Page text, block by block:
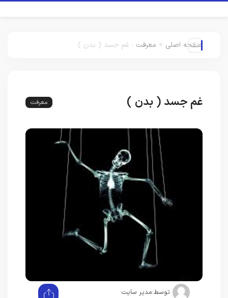
صفحه اصلی > معرفت : غم جسد ( بدن )
غم جسد ( بدن ) معرفت
توسط:مدیر سایت